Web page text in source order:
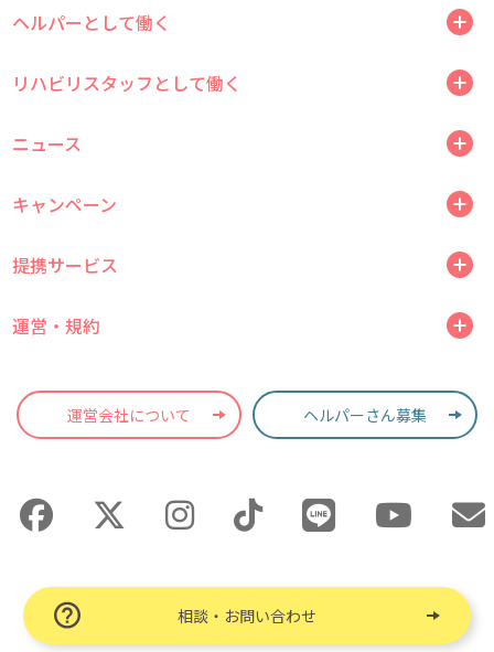
ヘルパーとして働く
リハビリスタッフとして働く
ニュース
キャンペーン
提携サービス
運営・規約
運営会社について ヘルパーさん募集
相談・お問い合わせ